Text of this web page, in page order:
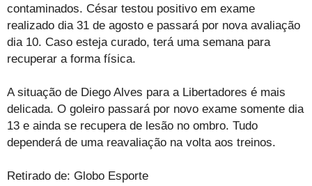
contaminados. César testou positivo em exame
realizado dia 31 de agosto e passará por nova avaliação
dia 10. Caso esteja curado, terá uma semana para
recuperar a forma física.
A situação de Diego Alves para a Libertadores é mais
delicada. O goleiro passará por novo exame somente dia
13 e ainda se recupera de lesão no ombro. Tudo
dependerá de uma reavaliação na volta aos treinos.
Retirado de: Globo Esporte